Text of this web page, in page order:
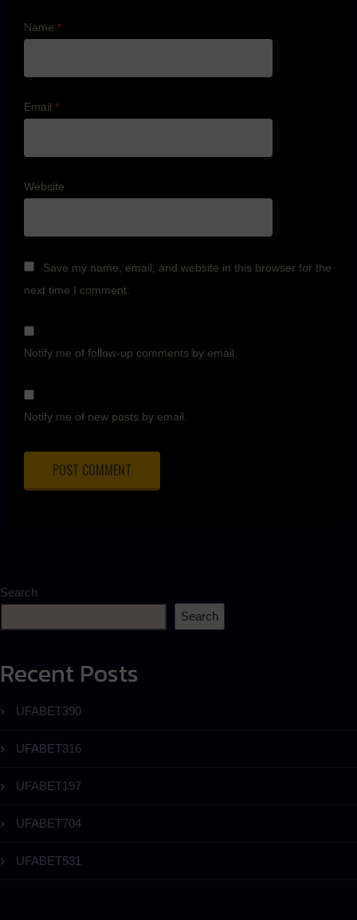
Name *
Email *
Website
Save my name, email, and website in this browser for the
next time I comment.
Notify me of follow-up comments by email.
Notify me of new posts by email.
Search
Search
Recent Posts
UFABET390
UFABET316
UFABET197
UFABET704
UFABET531